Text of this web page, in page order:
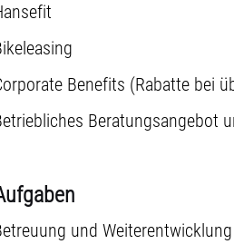
Benefits (Rabatte bei
Beratungsangebot
und